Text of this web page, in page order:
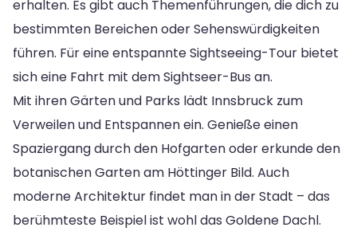
erhalten. Es gibt auch Themenführungen, die dich zu
bestimmten Bereichen oder Sehenswürdigkeiten
führen. Für eine entspannte Sightseeing-Tour bietet
sich eine Fahrt mit dem Sightseer-Bus an.
Mit ihren Gärten und Parks lädt Innsbruck zum
Verweilen und Entspannen ein. Genieße einen
Spaziergang durch den Hofgarten oder erkunde den
botanischen Garten am Höttinger Bild. Auch
moderne Architektur findet man in der Stadt – das
berühmteste Beispiel ist wohl das Goldene Dachl.